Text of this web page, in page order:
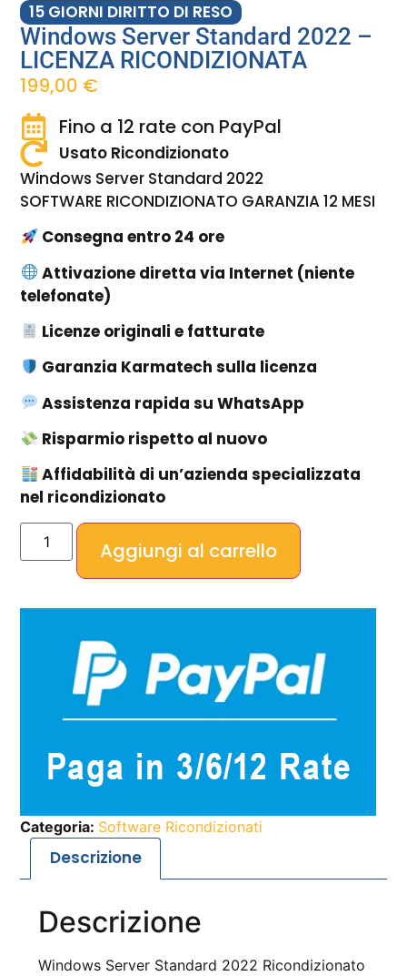
15 GIORNI DIRITTO DI RESO
Windows Server Standard 2022 –
LICENZA RICONDIZIONATA
199,00 €
Fino a 12 rate con PayPal
Usato Ricondizionato
Windows Server Standard 2022
SOFTWARE RICONDIZIONATO GARANZIA 12 MESI
Consegna entro 24 ore
Attivazione diretta via Internet (niente
telefonate)
Licenze originali e fatturate
Garanzia Karmatech sulla licenza
Assistenza rapida su WhatsApp
Risparmio rispetto al nuovo
Affidabilità di un’azienda specializzata
nel ricondizionato
Aggiungi al carrello
Categoria: Software Ricondizionati
Descrizione
Descrizione
Windows Server Standard 2022 Ricondizionato